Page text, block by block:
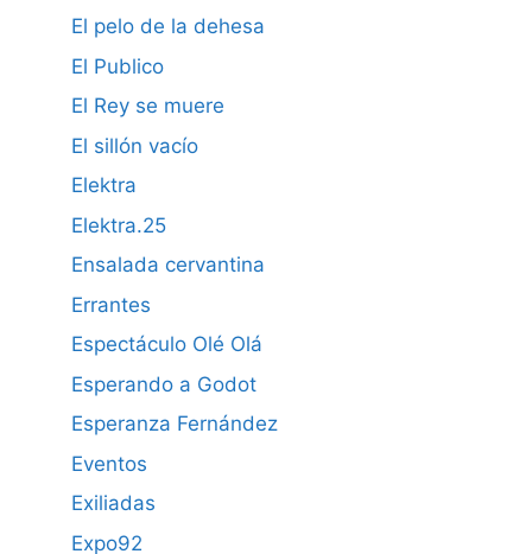
El pelo de la dehesa
El Publico
El Rey se muere
El sillón vacío
Elektra
Elektra.25
Ensalada cervantina
Errantes
Espectáculo Olé Olá
Esperando a Godot
Esperanza Fernández
Eventos
Exiliadas
Expo92